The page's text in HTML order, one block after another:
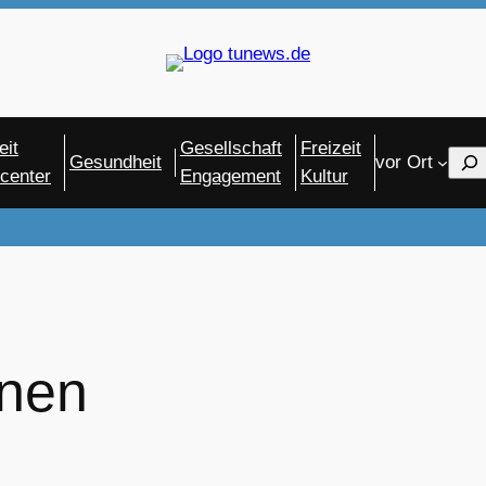
Gesundheit
Gesellschaft
Engagement
Freizeit
Kultur
vor Ort